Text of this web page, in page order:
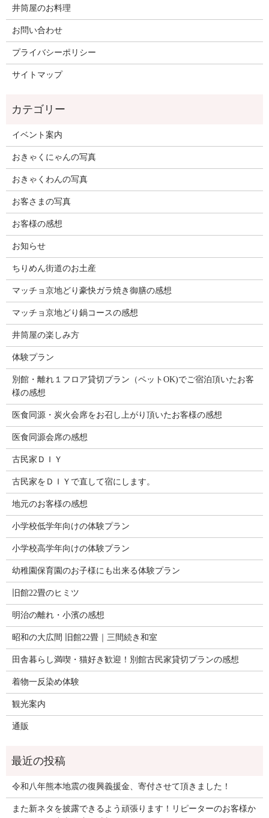
井筒屋のお料理
お問い合わせ
プライバシーポリシー
サイトマップ
イベント案内
おきゃくにゃんの写真
おきゃくわんの写真
お客さまの写真
お客様の感想
お知らせ
ちりめん街道のお土産
マッチョ京地どり豪快ガラ焼き御膳の感想
マッチョ京地どり鍋コースの感想
井筒屋の楽しみ方
体験プラン
別館・離れ１フロア貸切プラン（ペットOK)でご宿泊頂いたお客
様の感想
医食同源・炭火会席をお召し上がり頂いたお客様の感想
医食同源会席の感想
古民家ＤＩＹ
古民家をＤＩＹで直して宿にします。
地元のお客様の感想
小学校低学年向けの体験プラン
小学校高学年向けの体験プラン
幼稚園保育園のお子様にも出来る体験プラン
旧館22畳のヒミツ
明治の離れ・小濱の感想
昭和の大広間 旧館22畳｜三間続き和室
田舎暮らし満喫・猫好き歓迎！別館古民家貸切プランの感想
着物一反染め体験
観光案内
通販
令和八年熊本地震の復興義援金、寄付させて頂きました！
また新ネタを披露できるよう頑張ります！リピーターのお客様か